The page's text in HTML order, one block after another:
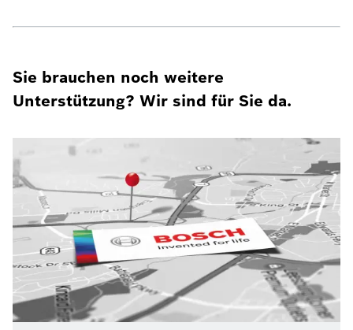
Sie brauchen noch weitere
Unterstützung? Wir sind für Sie da.